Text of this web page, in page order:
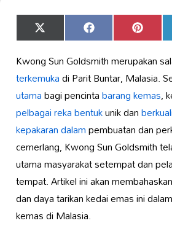
Share
on
X
(Twitter)
Share
on
Facebook Share
on
Pinterest
Kwong Sun Goldsmith merupakan
terkemukadi Parit Buntar, Malasia.
utamabagi pencintabarang kemas,
pelbagai reka bentukunik dan
kepakaran dalampembuatan dan
cemerlang, Kwong Sun Goldsmith
utama masyarakat setempat dan
tempat. Artikel ini akan
dan daya tarikan kedai emas ini
kemas di Malasia.